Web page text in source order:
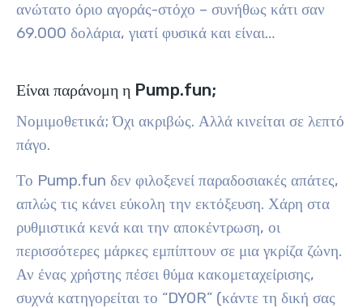
ανώτατο όριο αγοράς-στόχο – συνήθως κάτι σαν
69.000 δολάρια, γιατί φυσικά και είναι…
Είναι παράνομη η Pump.fun;
Νομιμοθετικά; Όχι ακριβώς. Αλλά κινείται σε λεπτό
πάγο.
Το Pump.fun δεν φιλοξενεί παραδοσιακές απάτες,
απλώς τις κάνει εύκολη την εκτόξευση. Χάρη στα
ρυθμιστικά κενά και την αποκέντρωση, οι
περισσότερες μάρκες εμπίπτουν σε μια γκρίζα ζώνη.
Αν ένας χρήστης πέσει θύμα κακομεταχείρισης,
συχνά κατηγορείται το “DYOR” (κάντε τη δική σας